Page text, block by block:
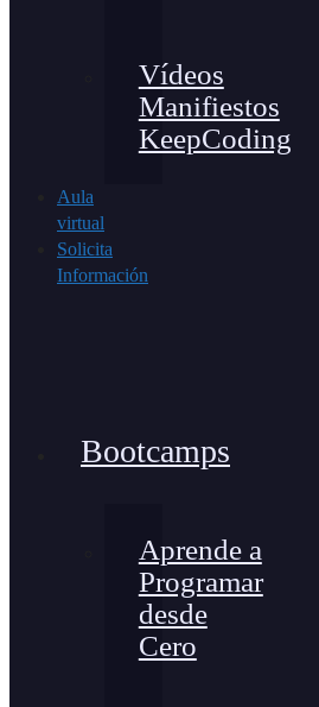
Vídeos
Manifiestos
KeepCoding
Aula
virtual
Solicita
Información
Bootcamps
Aprende a
Programar
desde
Cero